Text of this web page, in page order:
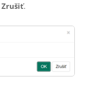
Zrušiť.